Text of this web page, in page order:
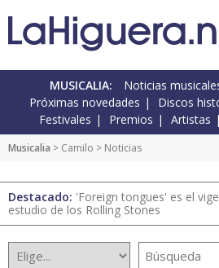
MUSICALIA: Noticias
Próximas novedades
Discos
Festivales
Premios Artistas
Musicalia > Camilo > Noticias
Destacado: 'Foreign tongues' es el
estudio de los Rolling Stones